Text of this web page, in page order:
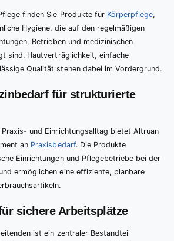
finden Sie Produkte für Körperpflege,
Hygiene, die auf den regelmäßigen
Betrieben und medizinischen
sind. Hautverträglichkeit, einfache
Qualität stehen dabei im Vordergrund.
für strukturierte
Praxis- und Einrichtungsalltag bietet Altruan
an Praxisbedarf. Die Produkte
Einrichtungen und Pflegebetriebe bei der
ermöglichen eine effiziente, planbare
sichere Arbeitsplätze
ist ein zentraler Bestandteil